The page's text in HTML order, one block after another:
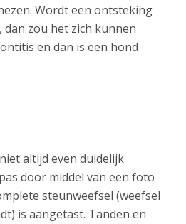
Wordt een ontsteking
zou het zich kunnen
en dan is een hond
altijd even duidelijk
door middel van een foto
steunweefsel (weefsel
is aangetast. Tanden en